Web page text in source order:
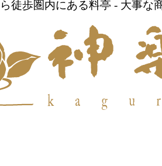
徒歩圏内にある料亭 - 大事な